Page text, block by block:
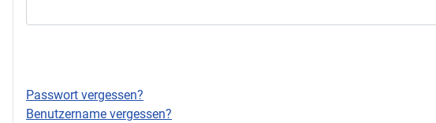
Passwort vergessen?
Benutzername vergessen?